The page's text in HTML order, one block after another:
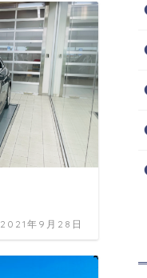
2021年9月28日